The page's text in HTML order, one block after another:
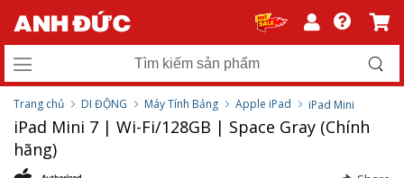
Trang chủ DI ĐỘNG Máy Tính Bảng Apple iPad iPad Mini
iPad Mini 7 | Wi-Fi/128GB | Space Gray (Chính
hãng)